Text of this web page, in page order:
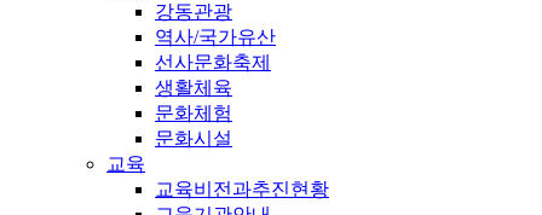
강동관광
역사/국가유산
선사문화축제
생활체육
문화체험
문화시설
교육
교육비전과추진현황